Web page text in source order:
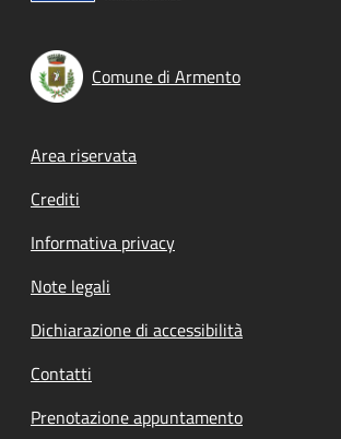
Comune di Armento
Footer menu
Area riservata
Crediti
Informativa privacy
Note legali
Dichiarazione di accessibilità
Contatti
Prenotazione appuntamento